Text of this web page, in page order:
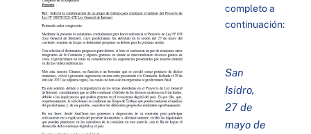
completo a
continuación:
San
Isidro,
27 de
mayo de